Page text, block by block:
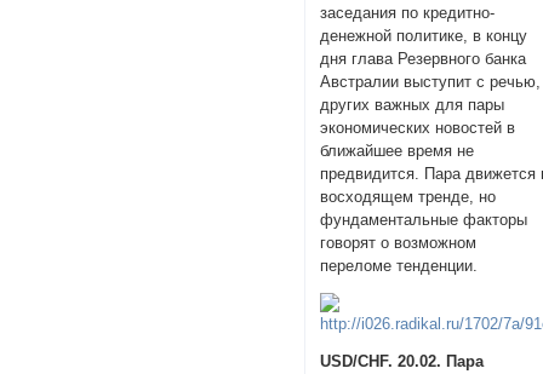
заседания по кредитно-
денежной политике, в концу
дня глава Резервного банка
Австралии выступит с речью,
других важных для пары
экономических новостей в
ближайшее время не
предвидится. Пара движется
восходящем тренде, но
фундаментальные факторы
говорят о возможном
переломе тенденции.
USD/CHF. 20.02. Пара